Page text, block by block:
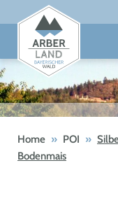
to
content
Home » POI »
Bodenmais